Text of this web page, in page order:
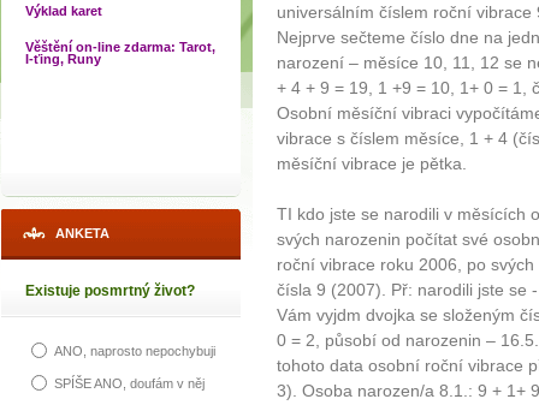
Výklad karet
Věštění on-line zdarma: Tarot,
I-ťing, Runy
ANKETA
Existuje posmrtný život?
ANO, naprosto nepochybuji
SPÍŠE ANO, doufám v něj
universálním číslem roční
Nejprve sečteme číslo dne na
narození – měsíce 10, 11, 12 se
+ 4 + 9 = 19, 1 +9 = 10, 1+ 0 = 1,
Osobní měsíční vibraci
vibrace s číslem měsíce, 1 + 4
měsíční vibrace je pětka.
TI kdo jste se narodili v měsících
svých narozenin počítat své
roční vibrace roku 2006, po
čísla 9 (2007). Př: narodili jste se
Vám vyjdm dvojka se složeným
0 = 2, působí od narozenin –
tohoto data osobní roční vibrace
3). Osoba narozen/a 8.1.: 9 + 1+